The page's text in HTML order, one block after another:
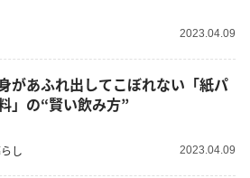
2023.04.09
があふれ出してこぼれない「紙パ
」の“賢い飲み方”
し 2023.04.09